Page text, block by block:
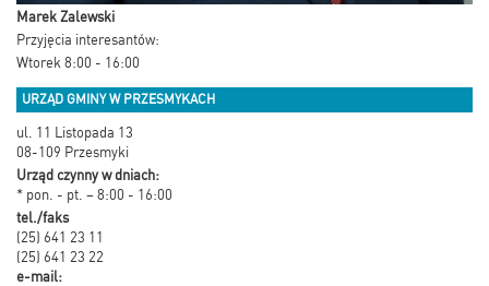
Marek Zalewski
Przyjęcia interesantów:
Wtorek 8:00 - 16:00
URZĄD GMINY W PRZESMYKACH
ul. 11 Listopada 13
08-109 Przesmyki
Urząd czynny w dniach:
* pon. - pt. – 8:00 - 16:00
tel./faks
(25) 641 23 11
(25) 641 23 22
e-mail: